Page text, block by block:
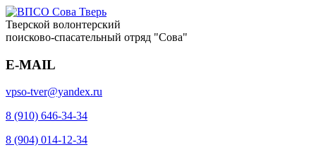
Тверской волонтерский
поисково-спасательный отряд "Сова"
E-MAIL
vpso-tver@yandex.ru
8 (910) 646-34-34
8 (904) 014-12-34